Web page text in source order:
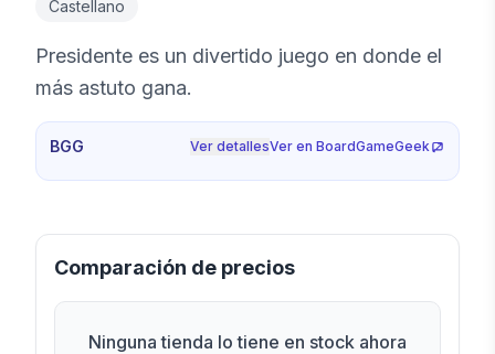
Castellano
Presidente es un divertido juego en donde el
más astuto gana.
BGG Ver detallesVer en BoardGameGeek
Comparación de precios
Ninguna tienda lo tiene en stock ahora